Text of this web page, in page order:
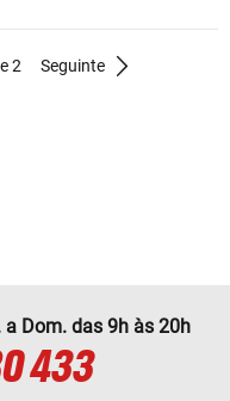
2 Seguinte
Dom. das 9h às 20h
433